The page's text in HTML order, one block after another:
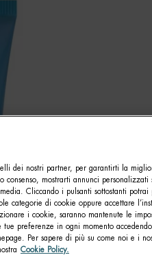
dei nostri partner, per garantirti la
consenso, mostrarti annunci
Cliccando i pulsanti sottostanti
categorie di cookie oppure accettare
i cookie, saranno mantenute le
tue preferenze in ogni momento
Per sapere di più su come noi e i
Cookie Policy.